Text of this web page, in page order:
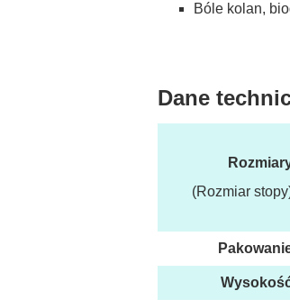
Bóle kolan,
Dane
(Rozmiar